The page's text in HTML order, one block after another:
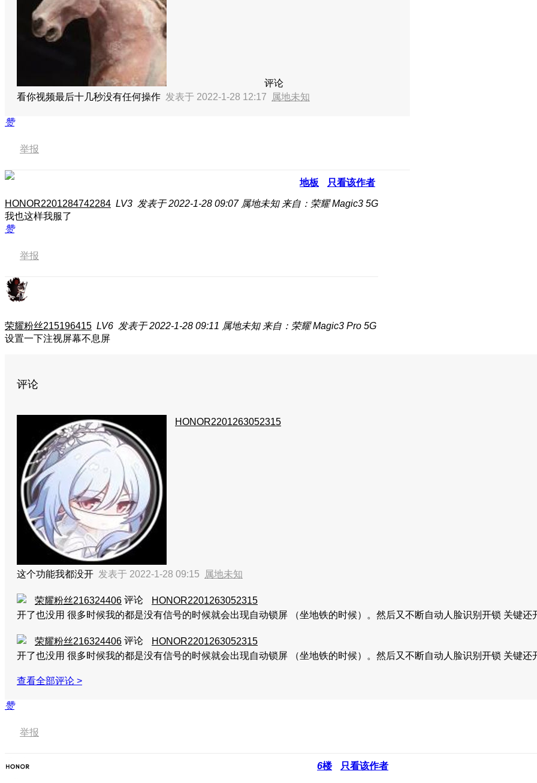
评论
看你视频最后十几秒没有任何操作 发表于 2022-1-28 12:17 属地未知
赞
举报
地板 只看该作者
HONOR2201284742284 LV3 发表于 2022-1-28 09:07 属地未知 来自：荣耀 Magic3 5G
我也这样我服了
赞
举报
荣耀粉丝215196415 LV6 发表于 2022-1-28 09:11 属地未知 来自：荣耀 Magic3 Pro 5G
设置一下注视屏幕不息屏
评论
HONOR2201263052315
这个功能我都没开 发表于 2022-1-28 09:15 属地未知
荣耀粉丝216324406 评论
HONOR2201263052315
开了也没用 很多时候我的都是没有信号的时候就会出现自动锁屏 （坐地铁的时候）。然后又不断自动人脸识别开锁 关键
荣耀粉丝216324406 评论
HONOR2201263052315
开了也没用 很多时候我的都是没有信号的时候就会出现自动锁屏 （坐地铁的时候）。然后又不断自动人脸识别开锁 关键
查看全部评论 >
赞
举报
6楼 只看该作者